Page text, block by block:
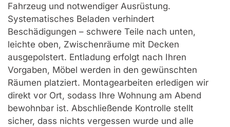
Fahrzeug und notwendiger Ausrüstung.
Systematisches Beladen verhindert
Beschädigungen – schwere Teile nach unten,
leichte oben, Zwischenräume mit Decken
ausgepolstert. Entladung erfolgt nach Ihren
Vorgaben, Möbel werden in den gewünschten
Räumen platziert. Montagearbeiten erledigen wir
direkt vor Ort, sodass Ihre Wohnung am Abend
bewohnbar ist. Abschließende Kontrolle stellt
sicher, dass nichts vergessen wurde und alle